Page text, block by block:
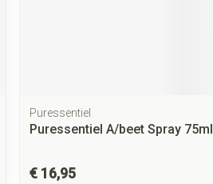
Puressentiel
Puressentiel A/beet Spray 75ml
€ 16,95